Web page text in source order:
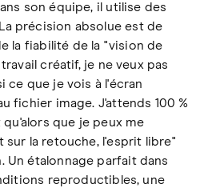
son équipe, il utilise des
précision absolue est de
la fiabilité de la "vision de
créatif, je ne veux pas
ce que je vois à l'écran
fichier image. J'attends 100 %
que je peux me
la retouche, l'esprit libre"
Un étalonnage parfait dans
reproductibles, une